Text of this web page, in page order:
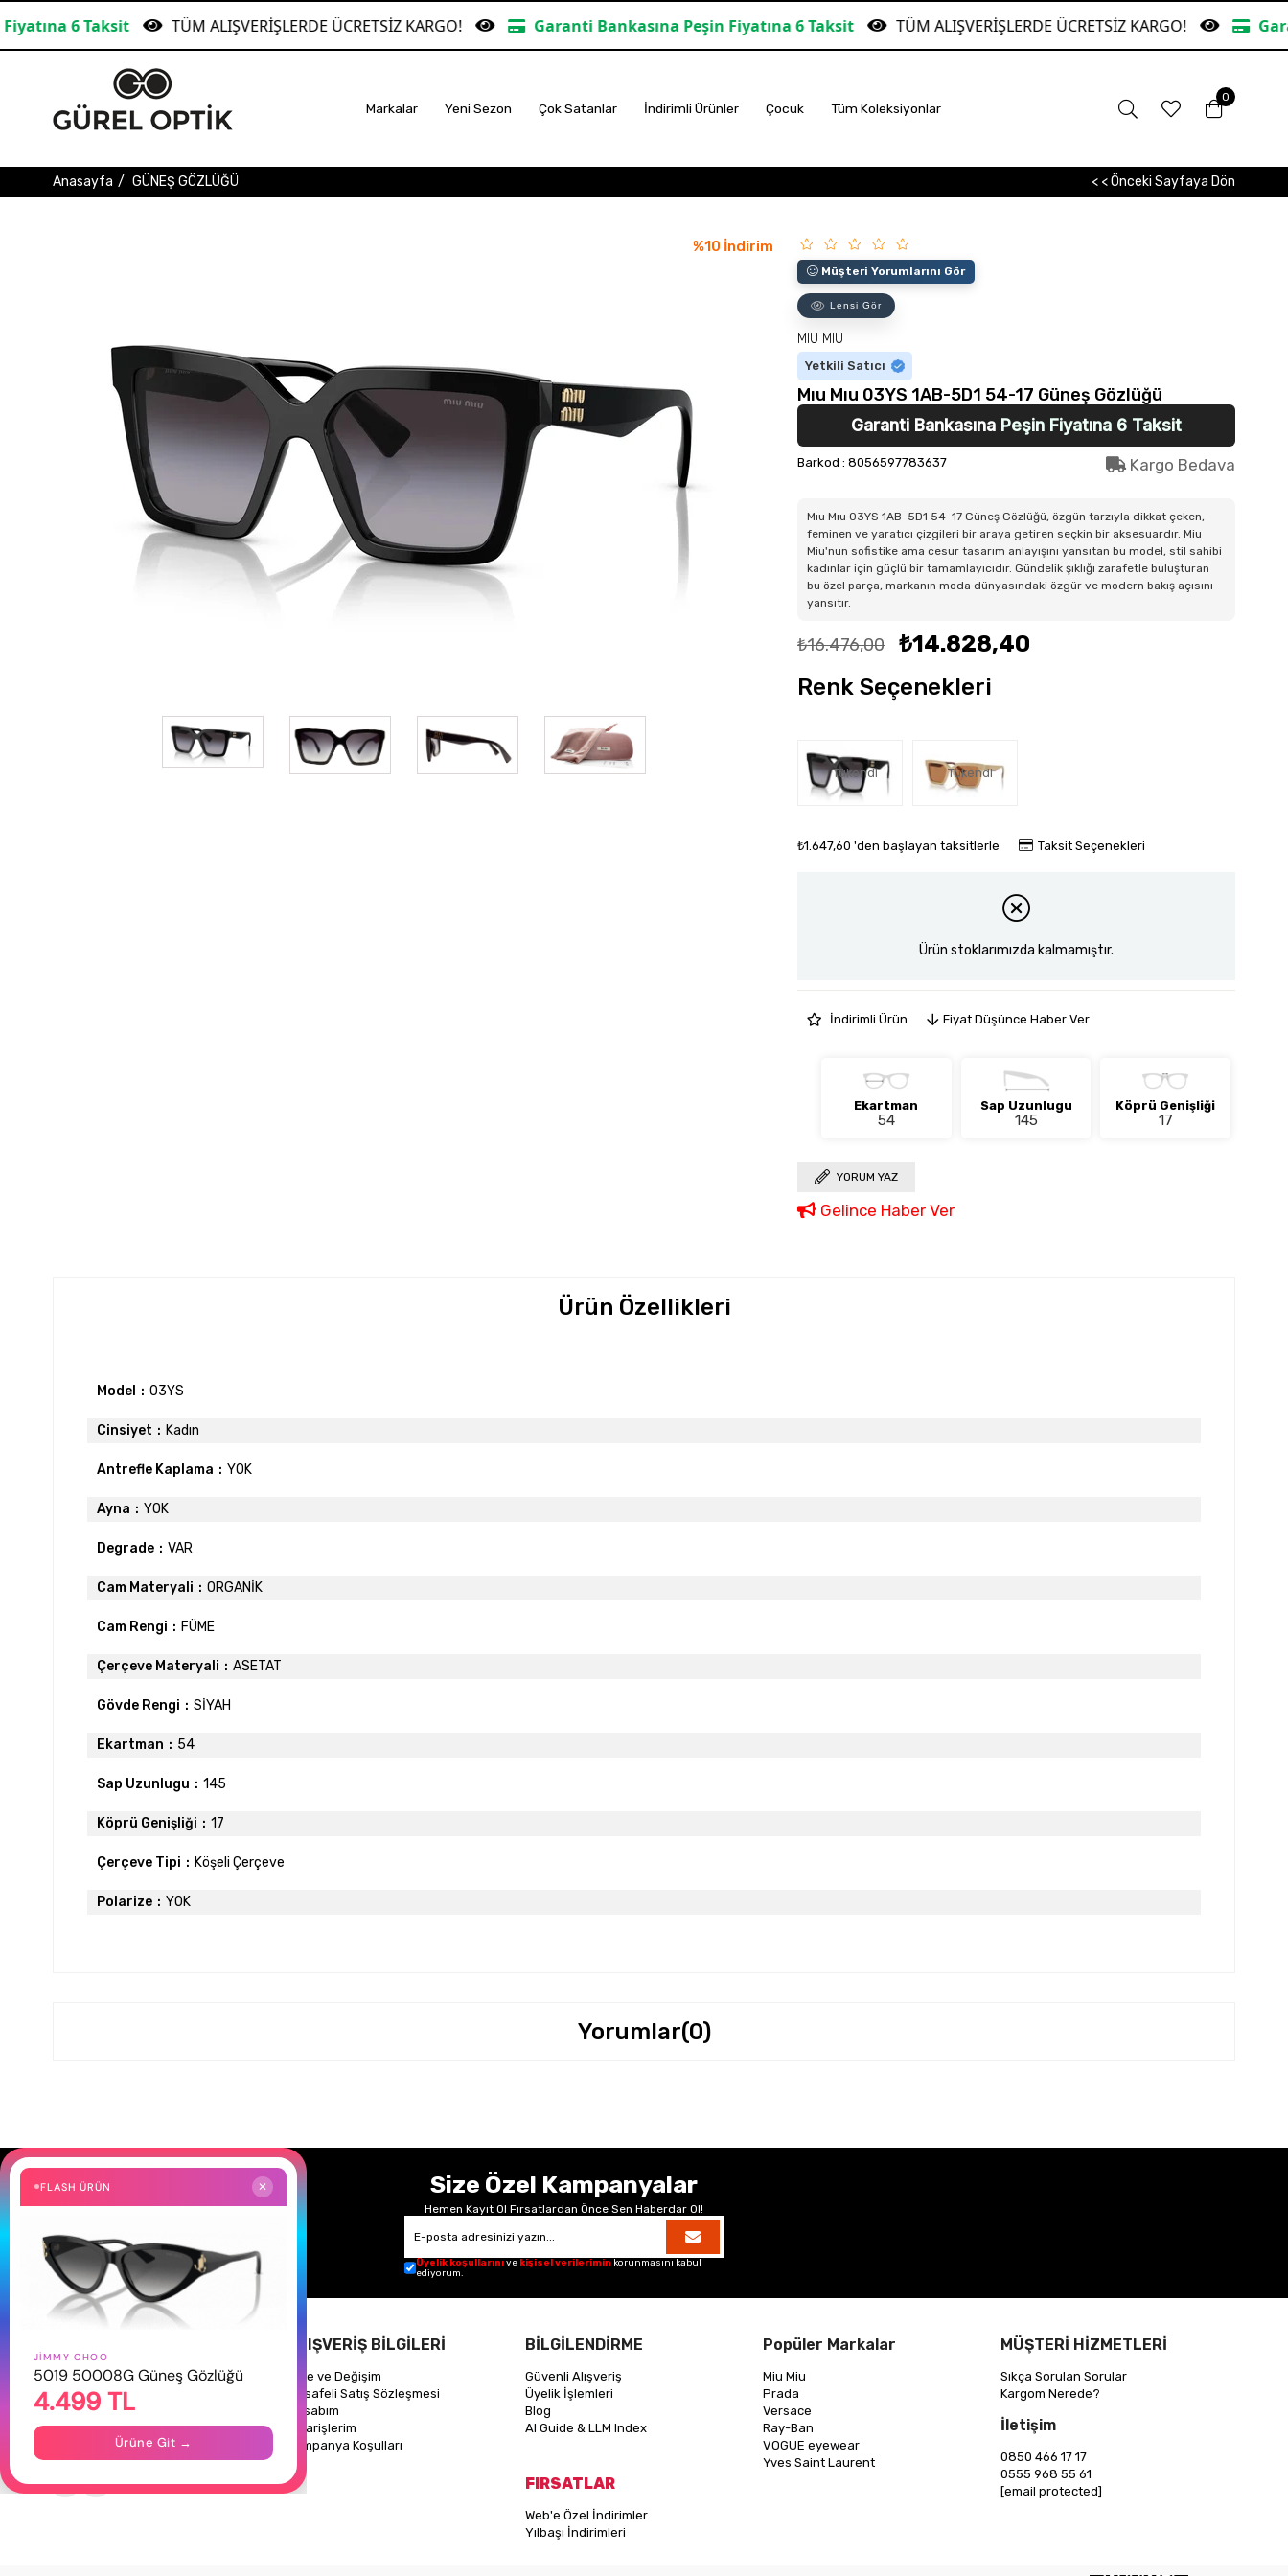
TÜM ALIŞVERİŞLERDE ÜCRETSİZ KARGO! Garanti Bankasına Peşin Fiyatına 6 Taksit TÜM ALIŞVERİŞLERDE ÜCRETSİZ KARGO! Garanti
Markalar Yeni Sezon Çok Satanlar İndirimli Ürünler Çocuk Tüm Koleksiyonlar
0
Anasayfa GÜNEŞ GÖZLÜĞÜ < < Önceki Sayfaya Dön
%10 İndirim
Müşteri Yorumlarını Gör
Lensi Gör
MIU MIU
Yetkili Satıcı
Mıu Mıu 03YS 1AB-5D1 54-17 Güneş Gözlüğü
Garanti Bankasına Peşin Fiyatına 6 Taksit
Barkod : 8056597783637 Kargo Bedava
Mıu Mıu 03YS 1AB-5D1 54-17 Güneş Gözlüğü, özgün tarzıyla dikkat çeken,
feminen ve yaratıcı çizgileri bir araya getiren seçkin bir aksesuardır. Miu
Miu'nun sofistike ama cesur tasarım anlayışını yansıtan bu model, stil sahibi
kadınlar için güçlü bir tamamlayıcıdır. Gündelik şıklığı zarafetle buluşturan
bu özel parça, markanın moda dünyasındaki özgür ve modern bakış açısını
yansıtır.
₺16.476,00
₺14.828,40
Renk Seçenekleri
Tükendi Tükendi
₺1.647,60 'den başlayan taksitlerle Taksit Seçenekleri
Ürün stoklarımızda kalmamıştır.
İndirimli Ürün Fiyat Düşünce Haber Ver
Ekartman
54
Sap Uzunlugu
145
Köprü Genişliği
17
YORUM YAZ
Gelince Haber Ver
Ürün Özellikleri
Model 03YS
Cinsiyet Kadın
Antrefle Kaplama YOK
Ayna YOK
Degrade VAR
Cam Materyali ORGANİK
Cam Rengi FÜME
Çerçeve Materyali ASETAT
Gövde Rengi SİYAH
Ekartman 54
Sap Uzunlugu 145
Köprü Genişliği 17
Çerçeve Tipi Köşeli Çerçeve
Polarize YOK
Yorumlar(0)
Size Özel Kampanyalar
Hemen Kayıt Ol Fırsatlardan Önce Sen Haberdar Ol!
Üyelik koşullarınıve kişisel verilerimin korunmasını kabul
ediyorum.
Hakkımızda
Gizlilik Politikası
İletişim
Mağazalarımız
Takipte Kal
ALIŞVERİŞ BİLGİLERİ
İade ve Değişim
Mesafeli Satış Sözleşmesi
Hesabım
Siparişlerim
Kampanya Koşulları
BİLGİLENDİRME
Güvenli Alışveriş
Üyelik İşlemleri
Blog
AI Guide & LLM Index
FIRSATLAR
Web'e Özel İndirimler
Yılbaşı İndirimleri
Popüler Markalar
Miu Miu
Prada
Versace
Ray-Ban
VOGUE eyewear
Yves Saint Laurent
MÜŞTERİ HİZMETLERİ
Sıkça Sorulan Sorular
Kargom Nerede?
İletişim
0850 466 17 17
0555 968 55 61
[email protected]
FLASH ÜRÜN ✕
JIMMY CHOO
5019 50008G Güneş Gözlüğü
4.499 TL
Ürüne Git →